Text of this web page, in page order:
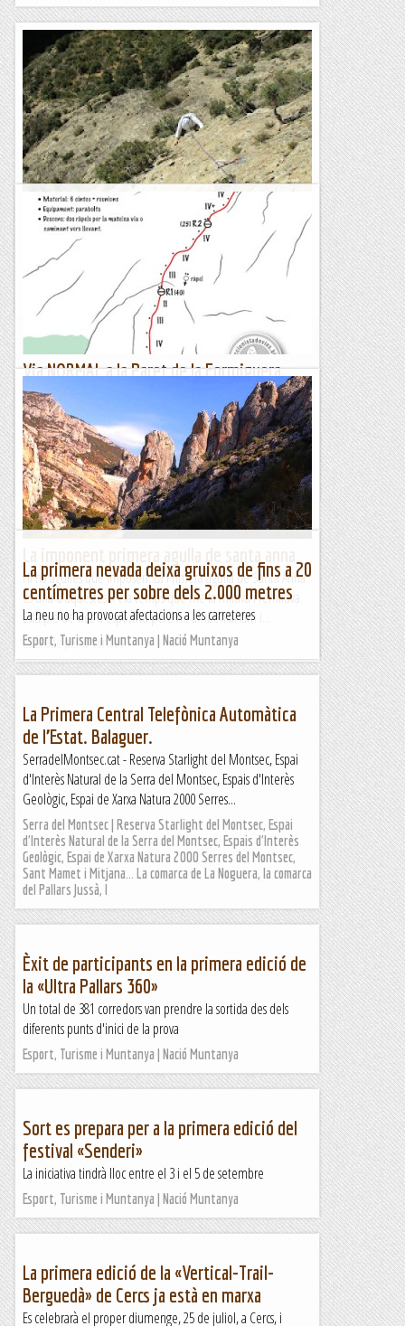
La Normal a la Paret Formiguera
Tots els que llegiu aquestes paraules ja coneixeu el poder de
desconnexió que té l'escalada i, avui, en un dia perfecte a la
Normal de la Paret Formiguera, un nou fitxatge en...
Romàntic Guerrer
Via NORMAL a la Paret de la Formiguera.
Sant Llorenç de Montgai
Dimecres 10 de novembre de 2021La gran clàssica de la
Formiguera. Tot i que ara li han afegit uns quants parabolts
de més, no deixa de ser una bona via per dur a escaladors...
El col·leccionista de vies
Hi ha agulles que imposen. La Primera agulla de Santa Anna
és una d'aquestes. Feia temps que me la mirava i remirava.
Està ple de vies d'esportiva però no arriben al cim i...
Escalada per a tontos
La primera nevada deixa gruixos de fins a 20
centímetres per sobre dels 2.000 metres
La neu no ha provocat afectacions a les carreteres
Esport, Turisme i Muntanya | Nació Muntanya
La Primera Central Telefònica Automàtica
de l’Estat. Balaguer.
SerradelMontsec.cat - Reserva Starlight del Montsec, Espai
d'Interès Natural de la Serra del Montsec, Espais d'Interès
Geològic, Espai de Xarxa Natura 2000 Serres...
Serra del Montsec | Reserva Starlight del Montsec, Espai
d'Interès Natural de la Serra del Montsec, Espais d'Interès
Geològic, Espai de Xarxa Natura 2000 Serres del Montsec,
Sant Mamet i Mitjana... La comarca de La Noguera, la comarca
del Pallars Jussà, l
Èxit de participants en la primera edició de
la «Ultra Pallars 360»
Un total de 381 corredors van prendre la sortida des dels
diferents punts d'inici de la prova
Esport, Turisme i Muntanya | Nació Muntanya
Sort es prepara per a la primera edició del
festival «Senderi»
La iniciativa tindrà lloc entre el 3 i el 5 de setembre
Esport, Turisme i Muntanya | Nació Muntanya
La primera edició de la «Vertical-Trail-
Berguedà» de Cercs ja està en marxa
Es celebrarà el proper diumenge, 25 de juliol, a Cercs, i